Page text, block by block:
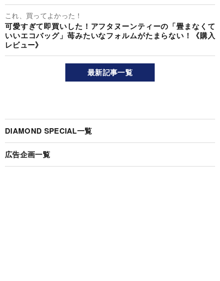
これ、買ってよかった！
可愛すぎて即買いした！アフタヌーンティーの「畳まなくて
いいエコバッグ」苺みたいなフォルムがたまらない！《購入
レビュー》
最新記事一覧
DIAMOND SPECIAL一覧
広告企画一覧